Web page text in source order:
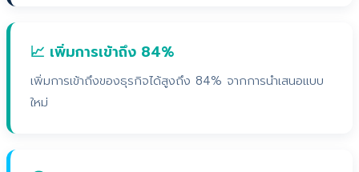
📈 เพิ่มการเข้าถึง 84%
เพิ่มการเข้าถึงของธุรกิจได้สูงถึง 84% จากการนำเสนอแบบ
ใหม่